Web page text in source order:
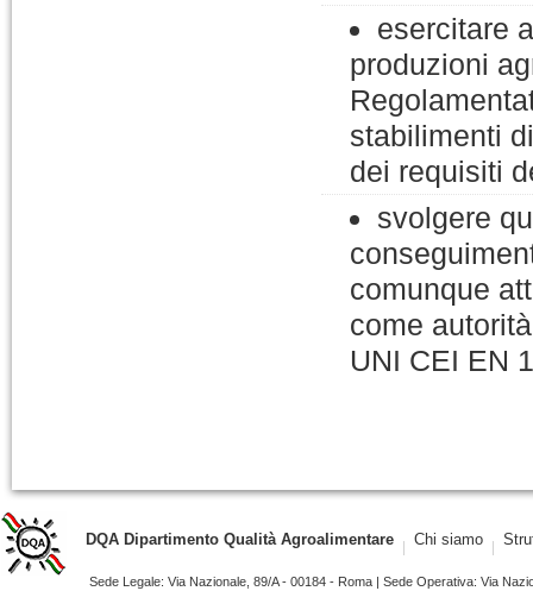
esercitare
produzioni
stabilimenti
dei requisiti
svolgere
comunque
come
UNI CEI EN
DQA Dipartimento Qualità Agroalimentare Chi siamo
Sede Legale: Via Nazionale, 89/A - 00184 - Roma | Sede Operativa: Via